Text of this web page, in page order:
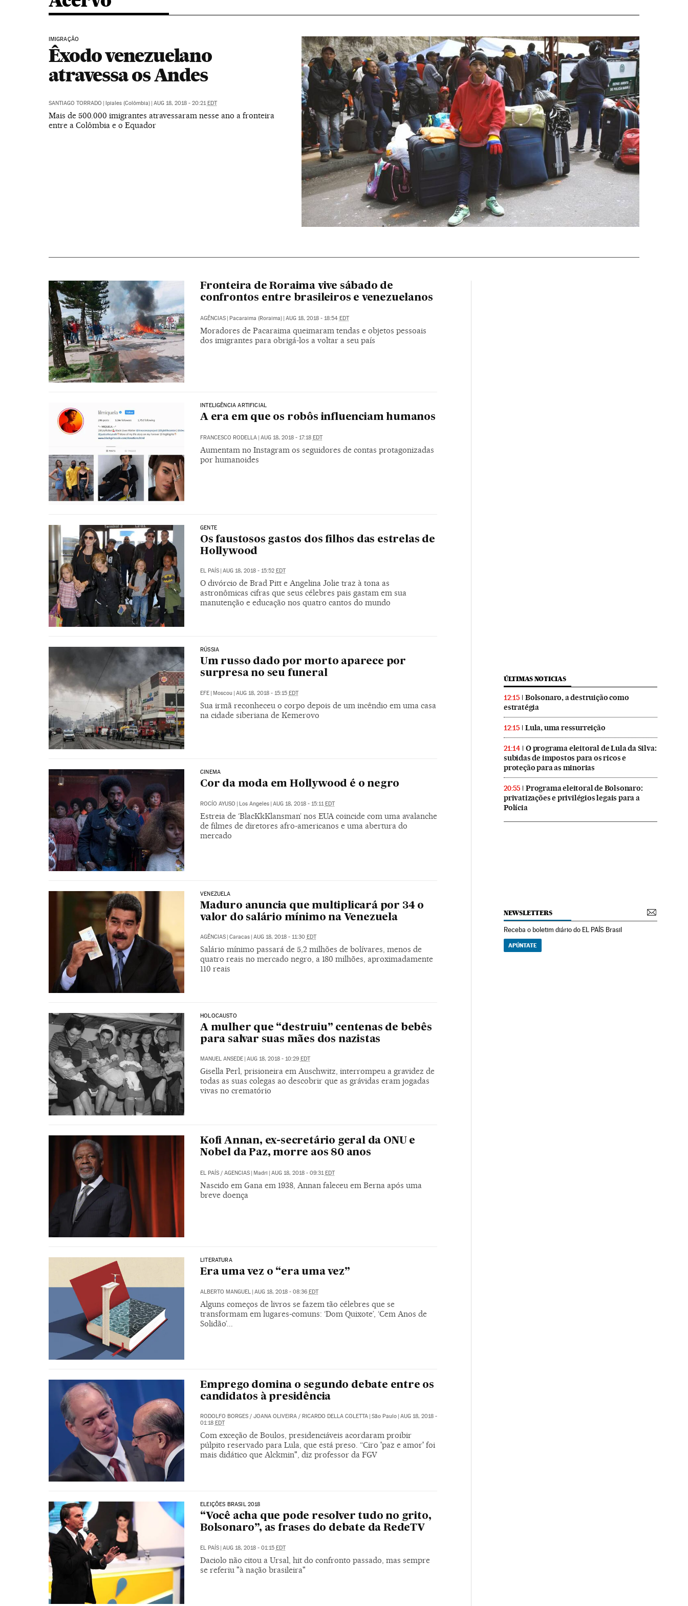
IMIGRAÇÃO
Êxodo venezuelano
atravessa os Andes
SANTIAGO TORRADO | Ipiales (Colômbia) | AUG 18, 2018 - 20:21EDT
Mais de 500.000 imigrantes atravessaram nesse ano a fronteira
entre a Colômbia e o Equador
Fronteira de Roraima vive sábado de
confrontos entre brasileiros e venezuelanos
AGÊNCIAS | Pacaraima (Roraima) | AUG 18, 2018 - 18:54 EDT
Moradores de Pacaraima queimaram tendas e objetos pessoais
dos imigrantes para obrigá-los a voltar a seu país
INTELIGÊNCIA ARTIFICIAL
A era em que os robôs influenciam humanos
FRANCESCO RODELLA AUG 18, 2018 - 17:18 EDT
Aumentam no Instagram os seguidores de contas protagonizadas
por humanoides
GENTE
Os faustosos gastos dos filhos das estrelas de
Hollywood
EL PAÍS | AUG 18, 2018 - 15:52 EDT
O divórcio de Brad Pitt e Angelina Jolie traz à tona as
astronômicas cifras que seus célebres pais gastam em sua
manutenção e educação nos quatro cantos do mundo
RÚSSIA
Um russo dado por morto aparece por
surpresa no seu funeral
EFE | Moscou | AUG 18, 2018 - 15:15 EDT
Sua irmã reconheceu o corpo depois de um incêndio em uma casa
na cidade siberiana de Kemerovo
CINEMA
Cor da moda em Hollywood é o negro
ROCÍO AYUSO | Los Angeles | AUG 18, 2018 - 15:11 EDT
Estreia de ‘BlacKkKlansman’ nos EUA coincide com uma avalanche
de filmes de diretores afro-americanos e uma abertura do
mercado
VENEZUELA
Maduro anuncia que multiplicará por 34 o
valor do salário mínimo na Venezuela
AGÊNCIAS | Caracas | AUG 18, 2018 - 11:30 EDT
Salário mínimo passará de 5,2 milhões de bolívares, menos de
quatro reais no mercado negro, a 180 milhões, aproximadamente
110 reais
HOLOCAUSTO
A mulher que “destruiu” centenas de bebês
para salvar suas mães dos nazistas
MANUEL ANSEDE AUG 18, 2018 - 10:29 EDT
Gisella Perl, prisioneira em Auschwitz, interrompeu a gravidez de
todas as suas colegas ao descobrir que as grávidas eram jogadas
vivas no crematório
Kofi Annan, ex-secretário geral da ONU e
Nobel da Paz, morre aos 80 anos
EL PAÍS/ AGENCIAS | Madri | AUG 18, 2018 - 09:31 EDT
Nascido em Gana em 1938, Annan faleceu em Berna após uma
breve doença
LITERATURA
Era uma vez o “era uma vez”
ALBERTO MANGUEL AUG 18, 2018 - 08:36 EDT
Alguns começos de livros se fazem tão célebres que se
transformam em lugares-comuns: ‘Dom Quixote’, ‘Cem Anos de
Solidão’...
Emprego domina o segundo debate entre os
candidatos à presidência
RODOLFO BORGES/ JOANA OLIVEIRA/ RICARDO DELLA COLETTA | São Paulo | AUG 18, 2018 -
01:18 EDT
Com exceção de Boulos, presidenciáveis acordaram proibir
púlpito reservado para Lula, que está preso. “Ciro 'paz e amor' foi
mais didático que Alckmin", diz professor da FGV
ELEIÇÕES BRASIL 2018
“Você acha que pode resolver tudo no grito,
Bolsonaro”, as frases do debate da RedeTV
EL PAÍS | AUG 18, 2018 - 01:15 EDT
Daciolo não citou a Ursal, hit do confronto passado, mas sempre
se referiu "à nação brasileira"
ÚLTIMAS NOTICIAS
12:15
Bolsonaro, a destruição como
estratégia
12:15 Lula, uma ressurreição
21:14
O programa eleitoral de Lula da Silva:
subidas de impostos para os ricos e
proteção para as minorias
20:55
Programa eleitoral de Bolsonaro:
privatizações e privilégios legais para a
Polícia
NEWSLETTERS
Receba o boletim diário do EL PAÍS Brasil
APÚNTATE